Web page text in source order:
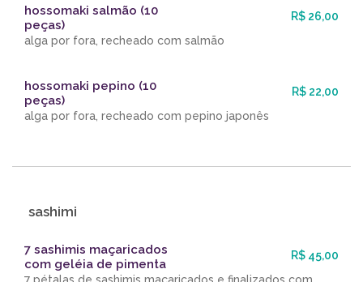
hossomaki salmão (10
peças)
R$ 26,00
alga por fora, recheado com salmão
hossomaki pepino (10
peças)
R$ 22,00
alga por fora, recheado com pepino japonês
sashimi
7 sashimis maçaricados
com geléia de pimenta
R$ 45,00